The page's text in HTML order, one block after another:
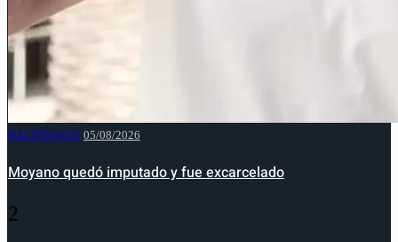
NACIONALES 05/08/2026
Moyano quedó imputado y fue excarcelado
2